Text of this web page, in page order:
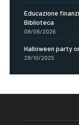
Educazione
Biblioteca
08/06/2026
Halloween party
28/10/2025